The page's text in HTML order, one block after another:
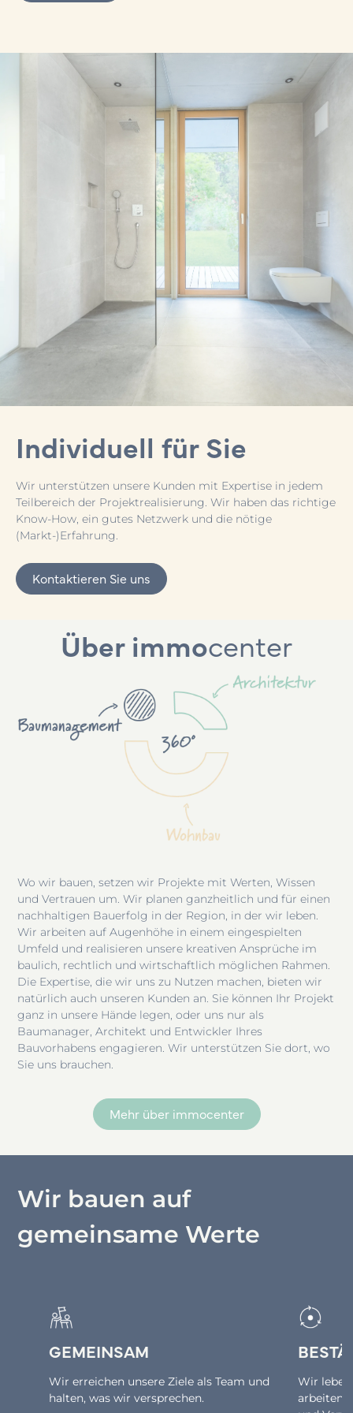
Individuell für Sie
Wir unterstützen unsere Kunden mit Expertise in jedem
Teilbereich der Projektrealisierung. Wir haben das richtige
Know-How, ein gutes Netzwerk und die nötige
(Markt-)Erfahrung.
Kontaktieren Sie uns
Über immocenter
Wo wir bauen, setzen wir Projekte mit Werten, Wissen
und Vertrauen um. Wir planen ganzheitlich und für einen
nachhaltigen Bauerfolg in der Region, in der wir leben.
Wir arbeiten auf Augenhöhe in einem eingespielten
Umfeld und realisieren unsere kreativen Ansprüche im
baulich, rechtlich und wirtschaftlich möglichen Rahmen.
Die Expertise, die wir uns zu Nutzen machen, bieten wir
natürlich auch unseren Kunden an. Sie können Ihr Projekt
ganz in unsere Hände legen, oder uns nur als
Baumanager, Architekt und Entwickler Ihres
Bauvorhabens engagieren. Wir unterstützen Sie dort, wo
Sie uns brauchen.
Mehr über immocenter
Wir bauen auf
gemeinsame Werte
GEMEINSAM
Wir erreichen unsere Ziele als Team und
halten, was wir versprechen.
Wir
arbeiten